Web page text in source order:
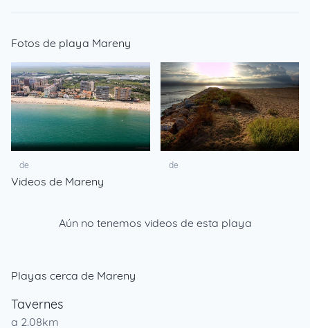
Fotos de playa Mareny
de de
Videos de Mareny
Aún no tenemos videos de esta playa
Playas cerca de Mareny
Tavernes
a 2.08km